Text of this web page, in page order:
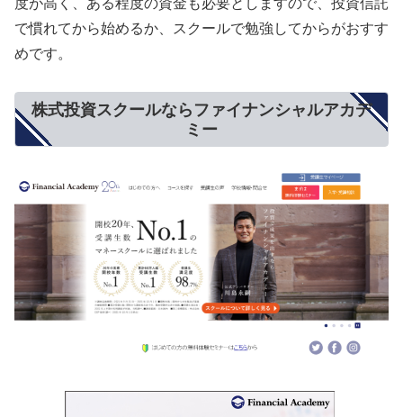
で慣れてから始めるか、スクールで勉強してからがおすす
めです。
株式投資スクールならファイナンシャルアカデ
ミー